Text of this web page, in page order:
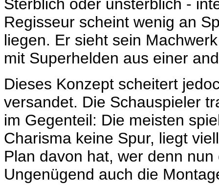
Sterblich oder unsterblich -
Regisseur scheint wenig an
liegen. Er sieht sein
mit Superhelden aus einer
Dieses Konzept scheitert
versandet. Die Schauspieler
im Gegenteil: Die meisten
Charisma keine Spur, liegt
Plan davon hat, wer denn
Ungenügend auch die